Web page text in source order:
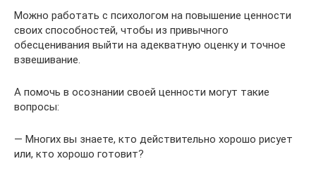
Можно работать с психологом на повышение ценности
своих способностей, чтобы из привычного
обесценивания выйти на адекватную оценку и точное
взвешивание.
А помочь в осознании своей ценности могут такие
вопросы:
— Многих вы знаете, кто действительно хорошо рисует
или, кто хорошо готовит?